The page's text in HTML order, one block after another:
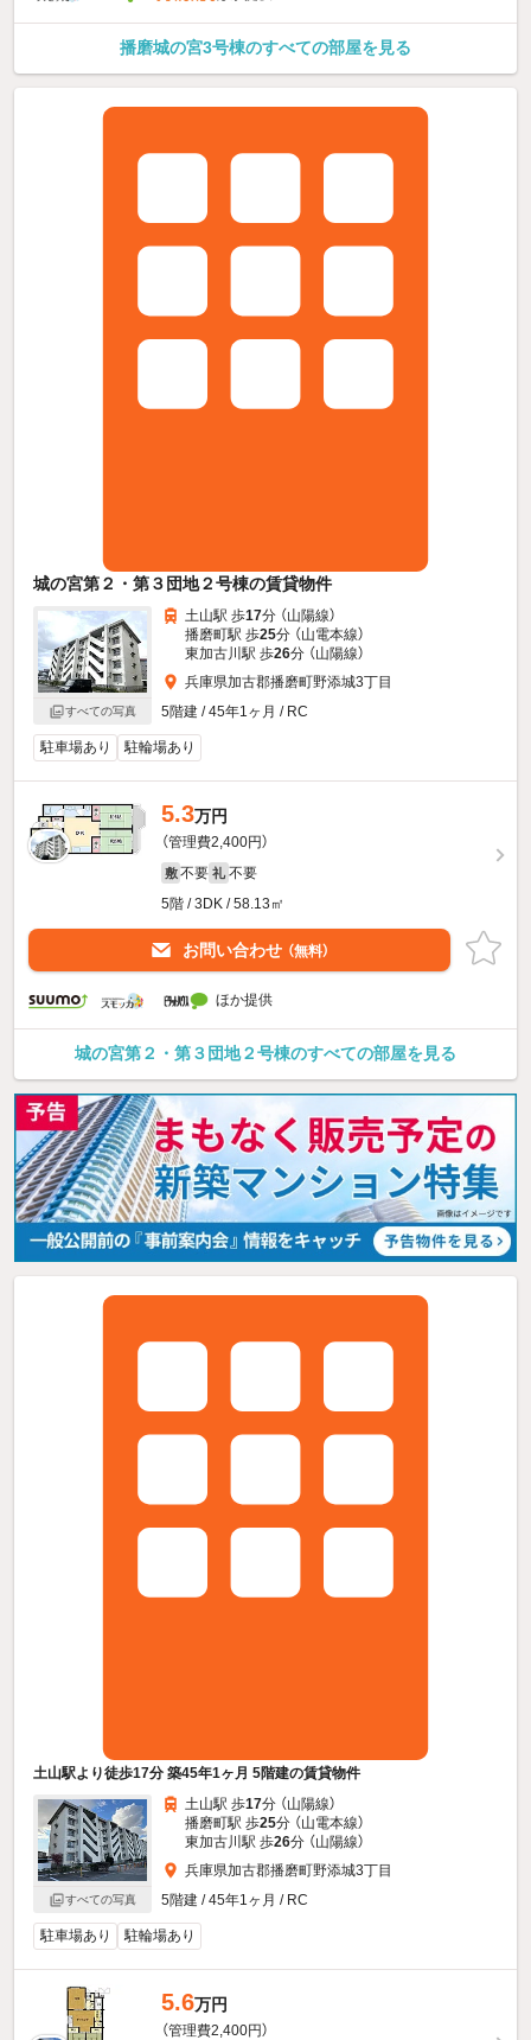
播磨城の宮3号棟のすべての部屋を見る
城の宮第２・第３団地２号棟の賃貸物件
すべての写真
土山駅 歩17分 （山陽線）
播磨町駅 歩25分 （山電本線）
東加古川駅 歩26分 （山陽線）
兵庫県加古郡播磨町野添城3丁目
5階建 / 45年1ヶ月 / RC
駐車場あり 駐輪場あり
5.3万円
（管理費2,400円）
敷 不要 礼 不要
5階 / 3DK / 58.13㎡
お問い合わせ （無料）
ほか提供
城の宮第２・第３団地２号棟のすべての部屋を見る
土山駅より徒歩17分 築45年1ヶ月 5階建の賃貸物件
すべての写真
土山駅 歩17分 （山陽線）
播磨町駅 歩25分 （山電本線）
東加古川駅 歩26分 （山陽線）
兵庫県加古郡播磨町野添城3丁目
5階建 / 45年1ヶ月 / RC
駐車場あり 駐輪場あり
5.6万円
（管理費2,400円）